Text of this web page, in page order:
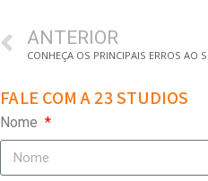
ANTERIOR
FALE COM A 23 STUDIOS
Nome